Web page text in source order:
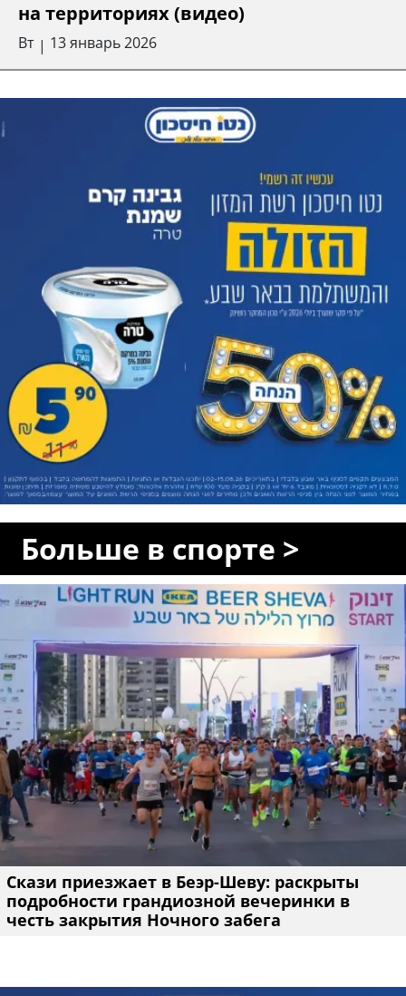
на территориях (видео)
Вт | 13 январь 2026
Больше в спорте >
Скази приезжает в Беэр-Шеву: раскрыты
подробности грандиозной вечеринки в
честь закрытия Ночного забега